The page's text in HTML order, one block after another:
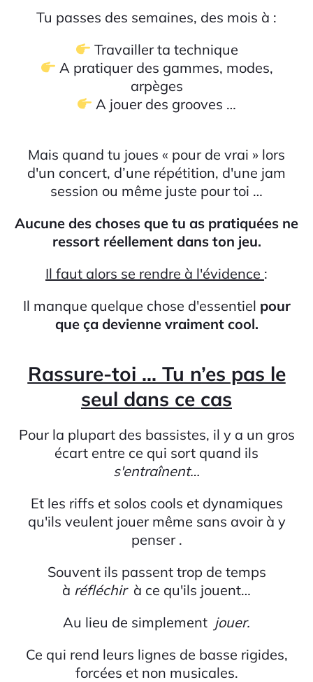
Tu passes des semaines, des mois à :
Travailler ta technique
A pratiquer des gammes, modes,
arpèges
A jouer des grooves …
Mais quand tu joues « pour de vrai » lors
d'un concert, d’une répétition, d'une jam
session ou même juste pour toi …
Aucune des choses que tu as pratiquées ne
ressort réellement dans ton jeu.
Il faut alors se rendre à l'évidence :
Il manque quelque chose d'essentiel pour
que ça devienne vraiment cool.
Rassure-toi ... Tu n’es pas le
seul dans ce cas
Pour la plupart des bassistes, il y a un gros
écart entre ce qui sort quand ils
s'entraînent…
Et les riffs et solos cools et dynamiques
qu'ils veulent jouer même sans avoir à y
penser .
Souvent ils passent trop de temps
à réfléchirà ce qu'ils jouent…
Au lieu de simplement jouer.
Ce qui rend leurs lignes de basse rigides,
forcées et non musicales.